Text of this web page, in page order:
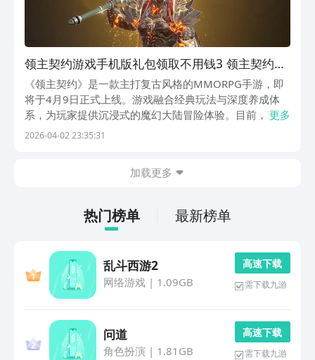
领主契约游戏手机版礼包领取不用钱3 领主契约手
游最新before_4礼包推荐
《领主契约》是一款主打复古风格的MMORPG手游，即
将于4月9日正式上线。游戏融合经典玩法与深度养成体
系，为玩家提供沉浸式的魔幻大陆冒险体验。目前，官方
已开放预约通道，并同步推出多档专属福利资源，助力新
更多
2026-04-02 23:35:31
加载更多
热门榜单 最新榜单
乱斗西游2
网络游戏| 1.09GB
高 速 下 载
需下载九游
问道
角色扮演 | 1.81GB
高 速 下 载
需下载九游